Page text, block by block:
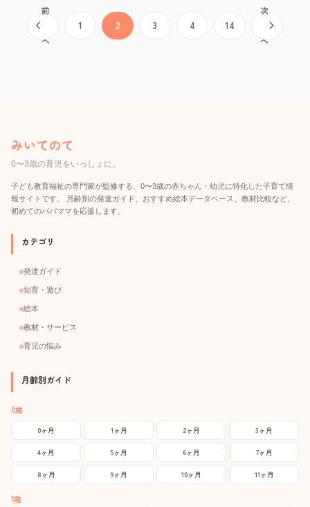
投稿のページ送り
前
へ
1 2 3 4 14
次
へ
みいてのて
0〜3歳の育児をいっしょに。
子ども教育福祉の専門家が監修する、0〜3歳の赤ちゃん・幼児に特化した子育て情
報サイトです。 月齢別の発達ガイド、おすすめ絵本データベース、教材比較など、
初めてのパパママを応援します。
カテゴリ
発達ガイド
知育・遊び
絵本
教材・サービス
育児の悩み
月齢別ガイド
0歳
0ヶ月 1ヶ月 2ヶ月 3ヶ月
4ヶ月 5ヶ月 6ヶ月 7ヶ月
8ヶ月 9ヶ月 10ヶ月 11ヶ月
1歳